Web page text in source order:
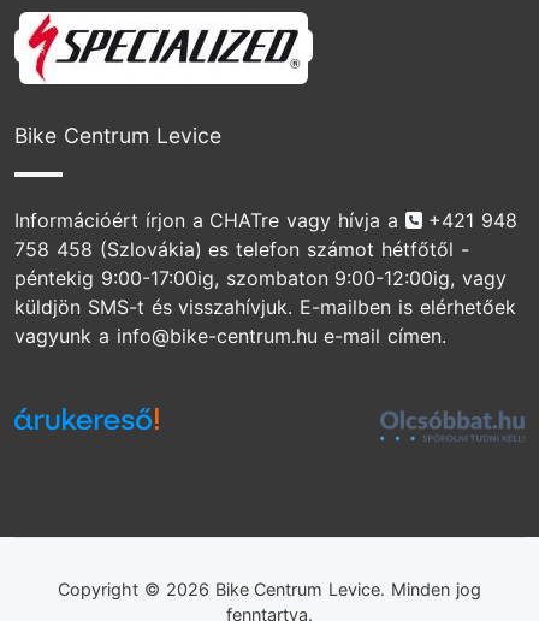
Specialized
Bike Centrum Levice
Információért írjon a CHATre vagy hívja a Telefonszám
+421 948
758 458 (Szlovákia) es telefon számot hétfőtől -
péntekig 9:00-17:00ig, szombaton 9:00-12:00ig, vagy
küldjön SMS-t és visszahívjuk. E-mailben is elérhetőek
vagyunk a info@bike-centrum.hu e-mail címen.
Copyright © 2026 Bike Centrum Levice. Minden jog
fenntartva.